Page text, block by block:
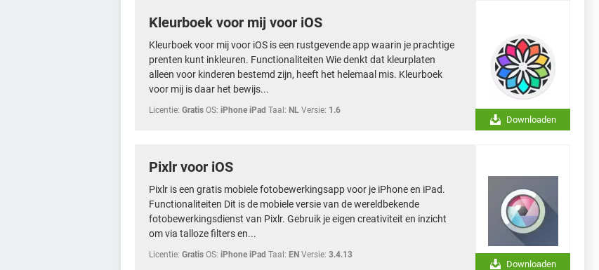
Kleurboek voor mij voor iOS
Kleurboek voor mij voor iOS is een rustgevende app waarin je prachtige
prenten kunt inkleuren. Functionaliteiten Wie denkt dat kleurplaten
alleen voor kinderen bestemd zijn, heeft het helemaal mis. Kleurboek
voor mij is daar het bewijs...
Licentie: Gratis OS: iPhone iPad Taal: NL Versie: 1.6
Downloaden
Pixlr voor iOS
Pixlr is een gratis mobiele fotobewerkingsapp voor je iPhone en iPad.
Functionaliteiten Dit is de mobiele versie van de wereldbekende
fotobewerkingsdienst van Pixlr. Gebruik je eigen creativiteit en inzicht
om via talloze filters en...
Licentie: Gratis OS: iPhone iPad Taal: EN Versie: 3.4.13
Downloaden